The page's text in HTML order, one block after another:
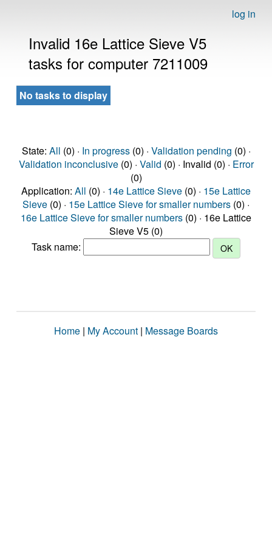
log in
Invalid 16e Lattice Sieve V5
tasks for computer 7211009
No tasks to display
State: All (0) · In progress(0) · Validation pending (0) ·
Validation inconclusive(0) · Valid (0) · Invalid (0) · Error
(0)
Application: All (0) · 14e Lattice Sieve (0) · 15e Lattice
Sieve (0) · 15e Lattice Sieve for smaller numbers (0) ·
16e Lattice Sieve for smaller numbers (0) · 16e Lattice
Sieve V5 (0)
Task name:
Home | My Account | Message Boards